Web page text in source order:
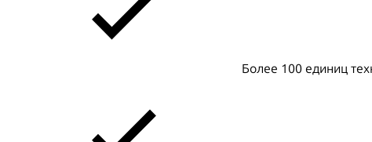
Более 100 единиц